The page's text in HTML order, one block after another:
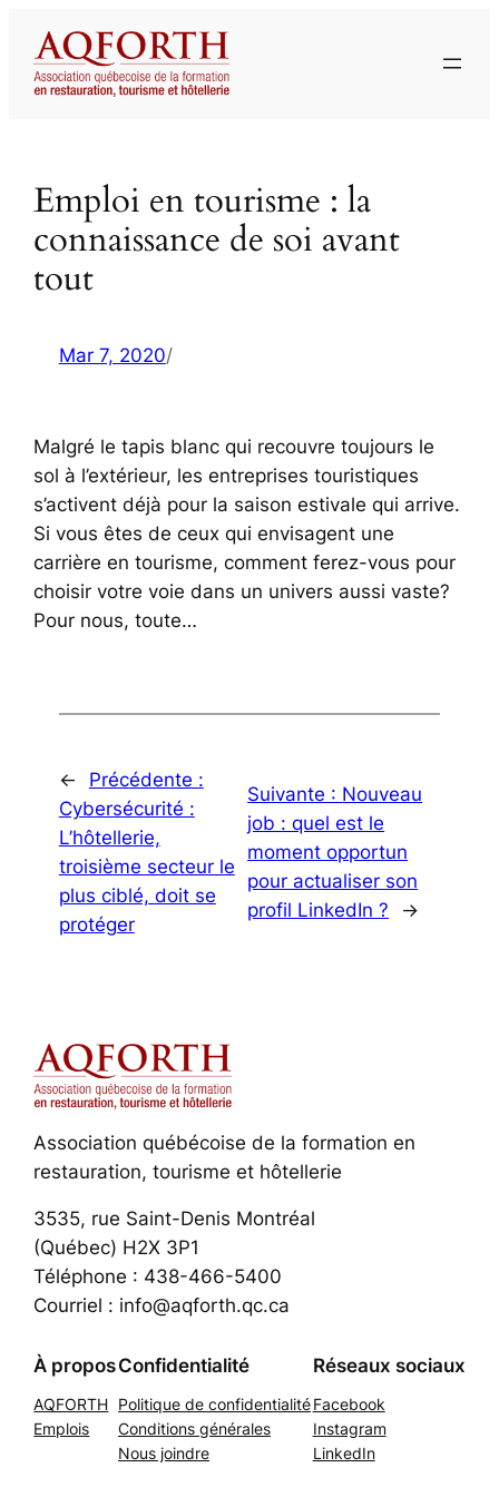
contenu
Emploi en tourisme : la
connaissance de soi avant
tout
Mar 7, 2020/
Malgré le tapis blanc qui recouvre toujours le
sol à l’extérieur, les entreprises touristiques
s’activent déjà pour la saison estivale qui arrive.
Si vous êtes de ceux qui envisagent une
carrière en tourisme, comment ferez-vous pour
choisir votre voie dans un univers aussi vaste?
Pour nous, toute…
←
Précédente :
Cybersécurité :
L’hôtellerie,
troisième secteur le
plus ciblé, doit se
protéger
Suivante : Nouveau
job : quel est le
moment opportun
pour actualiser son
profil LinkedIn ?
→
Association québécoise de la formation en
restauration, tourisme et hôtellerie
3535, rue Saint-Denis Montréal
(Québec) H2X 3P1
Téléphone : 438-466-5400
Courriel : info@aqforth.qc.ca
À propos
AQFORTH
Emplois
Confidentialité
Politique de confidentialité
Conditions générales
Nous joindre
Réseaux sociaux
Facebook
Instagram
LinkedIn